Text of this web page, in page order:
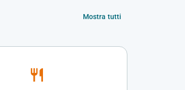
Mostra tutti
restaurant